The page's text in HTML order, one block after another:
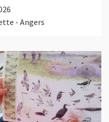
- Angers
: Croisière p’tit mousse